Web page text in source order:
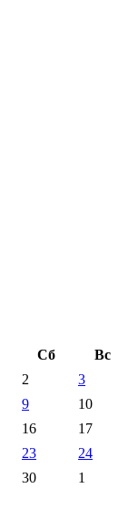
Сб
Вс
2
3
9
10
16
17
23
24
30 1